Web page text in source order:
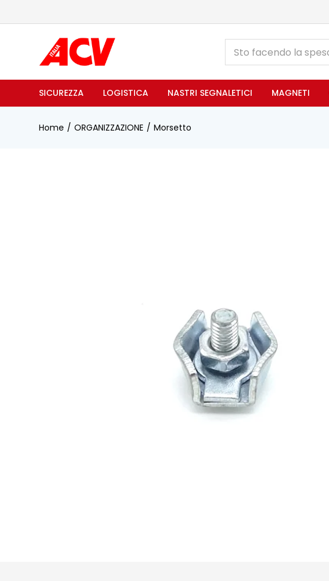
SICUREZZA LOGISTICA NASTRI SEGNALETICI MAGNETI
Home ORGANIZZAZIONE Morsetto